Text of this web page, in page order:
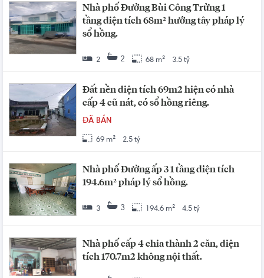
Nhà phố Đường Bùi Công Trừng 1
tầng diện tích 68m² hướng tây pháp lý
sổ hồng.
2 2 68 m² 3.5 tỷ
Đất nền diện tích 69m2 hiện có nhà
cấp 4 cũ nát, có sổ hồng riêng.
ĐÃ BÁN
69 m² 2.5 tỷ
Nhà phố Đường ấp 3 1 tầng diện tích
194.6m² pháp lý sổ hồng.
3 3 194.6 m² 4.5 tỷ
Nhà phố cấp 4 chia thành 2 căn, diện
tích 170.7m2 không nội thất.